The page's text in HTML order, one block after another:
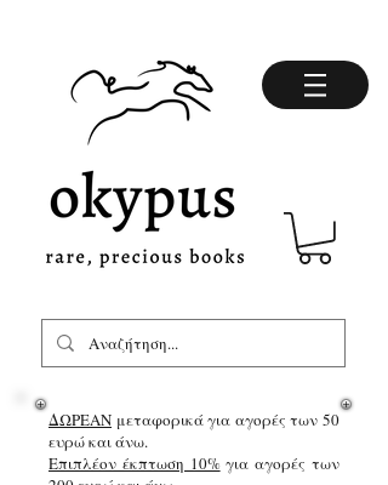
ΔΩΡΕΑΝ μεταφορικά για αγορές των 50
ευρώ και άνω.
Επιπλέον έκπτωση 10%για αγορές των